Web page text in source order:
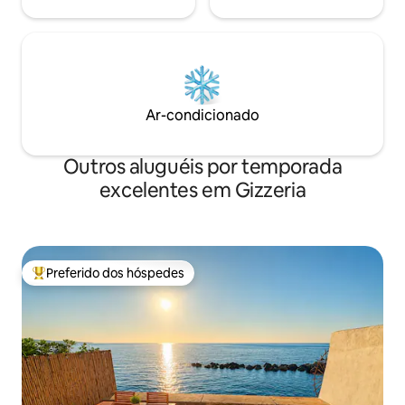
Ar-condicionado
Outros aluguéis por temporada
excelentes em Gizzeria
Entre os melhores preferidos dos hóspedes
Preferido dos hóspedes